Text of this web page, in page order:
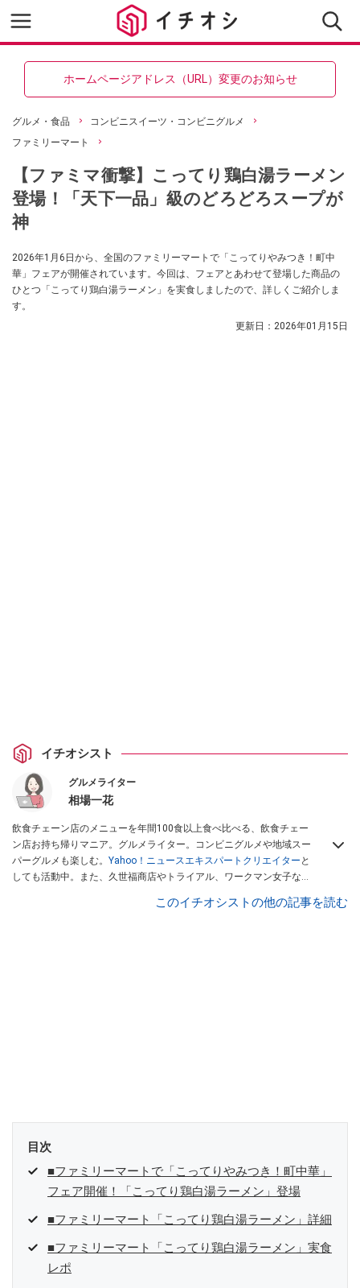
ホームページアドレス（URL）変更のお知らせ
グルメ・食品
コンビニスイーツ・コンビニグルメ
ファミリーマート
【ファミマ衝撃】こってり鶏白湯ラーメン
登場！「天下一品」級のどろどろスープが
神
2026年1月6日から、全国のファミリーマートで「こってりやみつき！町中
華」フェアが開催されています。今回は、フェアとあわせて登場した商品の
ひとつ「こってり鶏白湯ラーメン」を実食しましたので、詳しくご紹介しま
す。
更新日： 2026年01月15日
イチオシスト
グルメライター
相場一花
飲食チェーン店のメニューを年間100食以上食べ比べる、飲食チェー
ン店お持ち帰りマニア。グルメライター。コンビニグルメや地域スー
パーグルメも楽しむ。 Yahoo！ニュースエキスパートクリエイター と
しても活動中。また、久世福商店やトライアル、ワークマン女子など
、集英社「週刊プレイボーイ」、宝島
このイチオシストの他の記事を読む
目次
■ファミリーマートで「こってりやみつき！町中華」
フェア開催！「こってり鶏白湯ラーメン」登場
■ファミリーマート「こってり鶏白湯ラーメン」詳細
■ファミリーマート「こってり鶏白湯ラーメン」実食
レポ